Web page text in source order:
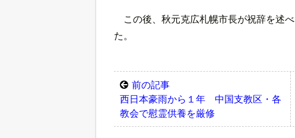
この後、秋元克広札幌市長が祝辞を述べ
た。
前の記事
西日本豪雨から１年 中国支教区・各
教会で慰霊供養を厳修